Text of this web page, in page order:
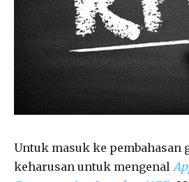
Untuk masuk ke pembahasan
keharusan untuk mengenal